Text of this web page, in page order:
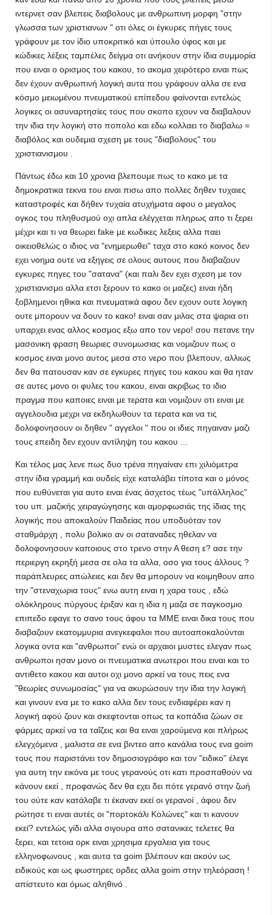
ιντερνετ σαν βλεπεις διαβολους με ανθρωπινη μορφη "στην
γλωσσα των χριστιανων " οτι όλες οι έγκυρες πήγες τους
γράφουν με τον ίδιο υποκριτικό και ύπουλο ύφος και με
κώδικες λέξεις ταμπέλες δείγμα οτι ανήκουν στην ίδια συμμορία
που ειναι ο ορισμος του κακου, το ακομα χειρότερο ειναι πως
δεν έχουν ανθρωπινή λογική αυτα που γράφουν αλλα σε ενα
κόσμο μειωμένου πνευματικού επίπεδου φαίνονται εντελώς
λογικες οι ασυναρτησίες τους που σκοπο εχουν να διαβαλουν
την ιδια την λογική στο ποπολο και εδω κολλαει το διαβαλω =
διαβόλος και ουδεμια σχεση με τους "διαβολους" του
χριστιανισμου .
Πάντως έδω και 10 χρονια βλεπουμε πως το κακο με τα
δημοκρατικα τεκνα του ειναι πισω απο πολλες δηθεν τυχαιες
καταστροφές και δήθεν τυχαία ατυχήματα αφου ο μεγαλος
ογκος του πληθυσμού οχι απλα ελέγχεται πληρως απο τι ξερει
μέχρι και τι να θεωρει fake με κωδικες λεξεις αλλα παει
οικειοθελώς ο ιδιος να "ενημερωθει" ταχα στο κακό κοινος δεν
εχει νοημα ουτε να εξηγεις σε ολους αυτους που διαβαζουν
εγκυρες πηγες του "σατανα" (και παλι δεν εχει σχεση με τον
χριστιανισμο αλλα ετσι ξερουν το κακο οι μαζες) ειναι ήδη
ξοβλημενοι ηθικα και πνευματικά αφου δεν εχουν ουτε λογικη
ουτε μπορουν να δουν το κακο! ειναι σαν μιλας στα ψαρια οτι
υπαρχει ενας αλλος κοσμος εξω απο τον νερο! σου πετανε την
μασονικη φραση θεωριες συνομωσιας και νομιζουν πως ο
κοσμος ειναι μονο αυτος μεσα στο νερο που βλεπουν, αλλιως
δεν θα πατουσαν καν σε εγκυρες πηγες του κακου και θα ηταν
σε αυτες μονο οι φυλες του κακου, ειναι ακριβως το ιδιο
πραγμα που καποιες ειναι με τερατα και νομιζουν οτι ειναι με
αγγελουδια μεχρι να εκδηλωθουν τα τερατα και να τις
δολοφονησουν οι δηθεν " αγγελοι " που οι ιδιες πηγαιναν μαζι
τους επειδη δεν εχουν αντίληψη του κακου ...
Και τέλος μας λενε πως δυο τρένα πηγαίναν επι χιλιόμετρα
στην ίδια γραμμή και ουδείς είχε καταλάβει τίποτα και ο μόνος
που ευθύνεται για αυτο ειναι ένας άσχετος τέως "υπάλληλος"
του υπ. μαζικής χειραγώγησης και αμορφωσιάς της ίδιας της
λογικής που αποκαλούν Παιδείας που υποδυόταν τον
σταθμάρχη , πολυ βολικο αν οι σαταναδες ηθελαν να
δολοφονησουν καποιους στο τρενο στην Α θεση ε? ασε την
περιεργη εκρηξή μεσα σε ολα τα αλλα, οσο για τους άλλους ?
παράπλευρες απώλειες και δεν θα μπορουν να κοιμηθουν απο
την "στεναχωρια τους" ενω αυτη ειναι η χαρα τους , εδώ
ολόκληρους πύργους έριξαν και η ιδια η μαζα σε παγκοσμιο
επιπεδο εφαγε το σανο τους άφου τα ΜΜΕ ειναι δικα τους που
διαβαζουν εκατομμυρια ανεγκεφαλοι που αυτοαποκαλούνται
λογικα οντα και "ανθρωποι" ενώ οι αρχαιοι μυστες ελεγαν πως
ανθρωποι ησαν μονο οι πνευματικα ανωτεροι που ειναι και το
αντιθετο κακου και αυτοι οχι μονο αρκεί να τους πεις ενα
"θεωρίες συνωμοσίας" για να ακυρώσουν την ίδια την λογική
και γινουν ενα με το κακο αλλα δεν τους ενδιαφέρει καν η
λογική αφού ζουν και σκεφτονται οπως τα κοπάδια ζώων σε
φάρμες αρκεί να τα ταΐζεις και θα ειναι χαρούμενα και πλήρως
ελεγχόμενα , μαλιστα σε ενα βιντεο απο κανάλια τους ενα goim
τους που παριστάνει τον δημοσιογράφο και τον "ειδικο" έλεγε
για αυτη την εικόνα με τους γερανούς οτι κατι προσπαθούν να
κάνουν εκεί , προφανώς δεν θα εχει δει πότε γερανό στην ζωή
του ούτε καν κατάλαβε τι έκαναν εκεί οι γερανοί , άφου δεν
ρώτησε τι ειναι αυτές οι "πορτοκάλι Κολώνες" και τι κανουν
εκεί? εντελώς γίδι αλλα σιγουρα απο σατανικες τελετες θα
ξερει, και τετοια ορκ ειναι χρησιμα εργαλεια για τους
ελληνοφωνους , και αυτα τα goim βλέπουν και ακούν ως
ειδικούς και ως φωστηρες ορδες αλλα goim στην τηλεόραση !
απίστευτο και όμως αληθινό .